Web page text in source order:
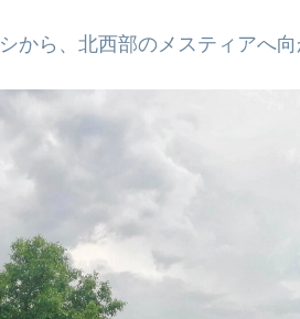
から、北西部のメスティアへ向